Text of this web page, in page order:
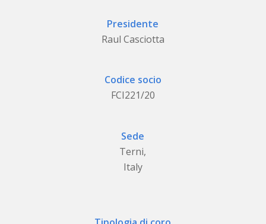
Presidente
Raul Casciotta
Codice socio
FCI221/20
Sede
Terni,
Italy